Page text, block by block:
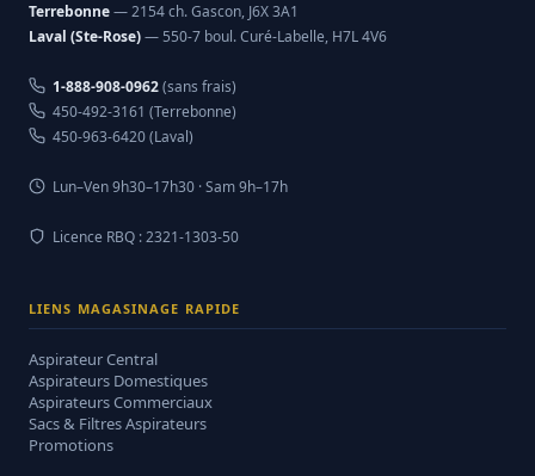
Terrebonne— 2154 ch. Gascon, J6X 3A1
Laval (Ste-Rose)— 550-7 boul. Curé-Labelle, H7L 4V6
1-888-908-0962(sans frais)
450-492-3161 (Terrebonne)
450-963-6420 (Laval)
Lun–Ven 9h30–17h30 · Sam 9h–17h
Licence RBQ : 2321-1303-50
LIENS MAGASINAGE RAPIDE
Aspirateur Central
Aspirateurs Domestiques
Aspirateurs Commerciaux
Sacs & Filtres Aspirateurs
Promotions